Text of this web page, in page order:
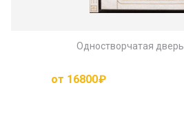
Одностворчатая дверь
от 16800₽